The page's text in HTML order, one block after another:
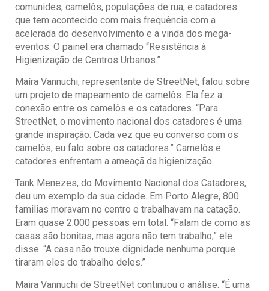
comunides, camelôs, populações de rua, e catadores
que tem acontecido com mais frequência com a
acelerada do desenvolvimento e a vinda dos mega-
eventos. O painel era chamado “Resistência à
Higienização de Centros Urbanos.”
Maíra Vannuchi, representante de StreetNet, falou sobre
um projeto de mapeamento de camelôs. Ela fez a
conexão entre os camelôs e os catadores. “Para
StreetNet, o movimento nacional dos catadores é uma
grande inspiração. Cada vez que eu converso com os
camelôs, eu falo sobre os catadores.” Camelôs e
catadores enfrentam a ameaçã da higienização.
Tank Menezes, do Movimento Nacional dos Catadores,
deu um exemplo da sua cidade. Em Porto Alegre, 800
familias moravam no centro e trabalhavam na catação.
Eram quase 2.000 pessoas em total. “Falam de como as
casas são bonitas, mas agora não tem trabalho,” ele
disse. “A casa não trouxe dignidade nenhuma porque
tiraram eles do trabalho deles.”
Maira Vannuchi de StreetNet continuou o análise. “É uma